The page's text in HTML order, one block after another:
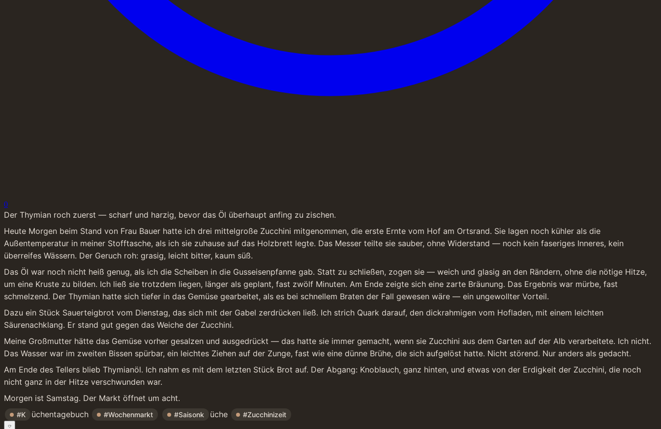
0
Der Thymian roch zuerst — scharf und harzig, bevor das Öl überhaupt anfing zu zischen.
Heute Morgen beim Stand von Frau Bauer hatte ich drei mittelgroße Zucchini mitgenommen, die erste Ernte vom Hof am Ortsrand. Sie lagen noch kühler als die
Außentemperatur in meiner Stofftasche, als ich sie zuhause auf das Holzbrett legte. Das Messer teilte sie sauber, ohne Widerstand — noch kein faseriges Inneres, kein
überreifes Wässern. Der Geruch roh: grasig, leicht bitter, kaum süß.
Das Öl war noch nicht heiß genug, als ich die Scheiben in die Gusseisenpfanne gab. Statt zu schließen, zogen sie — weich und glasig an den Rändern, ohne die nötige Hitze,
um eine Kruste zu bilden. Ich ließ sie trotzdem liegen, länger als geplant, fast zwölf Minuten. Am Ende zeigte sich eine zarte Bräunung. Das Ergebnis war mürbe, fast
schmelzend. Der Thymian hatte sich tiefer in das Gemüse gearbeitet, als es bei schnellem Braten der Fall gewesen wäre — ein ungewollter Vorteil.
Dazu ein Stück Sauerteigbrot vom Dienstag, das sich mit der Gabel zerdrücken ließ. Ich strich Quark darauf, den dickrahmigen vom Hofladen, mit einem leichten
Säurenachklang. Er stand gut gegen das Weiche der Zucchini.
Meine Großmutter hätte das Gemüse vorher gesalzen und ausgedrückt — das hatte sie immer gemacht, wenn sie Zucchini aus dem Garten auf der Alb verarbeitete. Ich nicht.
Das Wasser war im zweiten Bissen spürbar, ein leichtes Ziehen auf der Zunge, fast wie eine dünne Brühe, die sich aufgelöst hatte. Nicht störend. Nur anders als gedacht.
Am Ende des Tellers blieb Thymianöl. Ich nahm es mit dem letzten Stück Brot auf. Der Abgang: Knoblauch, ganz hinten, und etwas von der Erdigkeit der Zucchini, die noch
nicht ganz in der Hitze verschwunden war.
Morgen ist Samstag. Der Markt öffnet um acht.
#K üchentagebuch #Wochenmarkt #Saisonk üche #Zucchinizeit